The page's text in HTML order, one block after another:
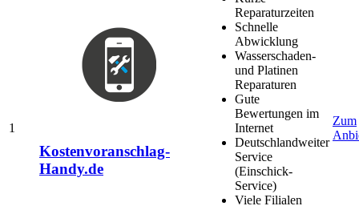
1
Kostenvoranschlag-
Handy.de
Reparaturzeiten
Schnelle
Abwicklung
Wasserschaden-
und Platinen
Reparaturen
Gute
Bewertungen im
Internet
Deutschlandweiter
Service
(Einschick-
Service)
Viele Filialen
Zum